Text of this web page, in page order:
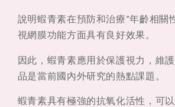
說明蝦青素在預防和治療“年齡相關
視網膜功能方面具有良好效果。
因此，蝦青素應用於保護視力，維
品是當前國內外研究的熱點課題。
蝦青素具有極強的抗氧化活性，可